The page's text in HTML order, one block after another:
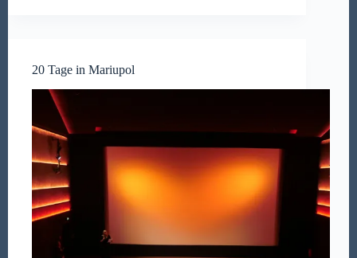
20 Tage in Mariupol